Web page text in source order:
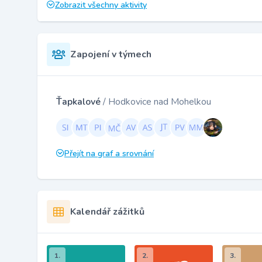
Zobrazit všechny aktivity
Zapojení v týmech
Ťapkalové/ Hodkovice nad Mohelkou
Přejít na graf a srovnání
Kalendář zážitků
1. 2. 3.